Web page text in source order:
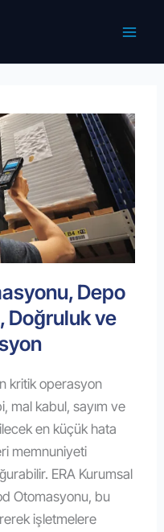
Depo
Doğruluk ve
kritik operasyon
mal kabul, sayım ve
en küçük hata
memnuniyeti
ERA Kurumsal
Otomasyonu, bu
işletmelere